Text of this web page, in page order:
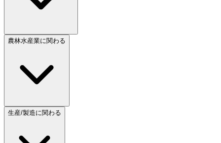
農林水産業に関わる
生産/製造に関わる